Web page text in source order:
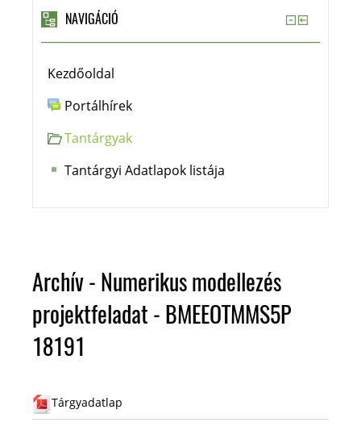
NAVIGÁCIÓ
Kezdőoldal
Portálhírek
Tantárgyak
Tantárgyi Adatlapok listája
Archív - Numerikus modellezés
projektfeladat - BMEEOTMMS5P
18191
Tárgyadatlap